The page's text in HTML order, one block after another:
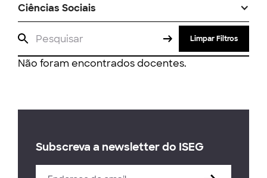
Ciências Sociais
Limpar Filtros
Não foram encontrados docentes.
Subscreva a newsletter do ISEG